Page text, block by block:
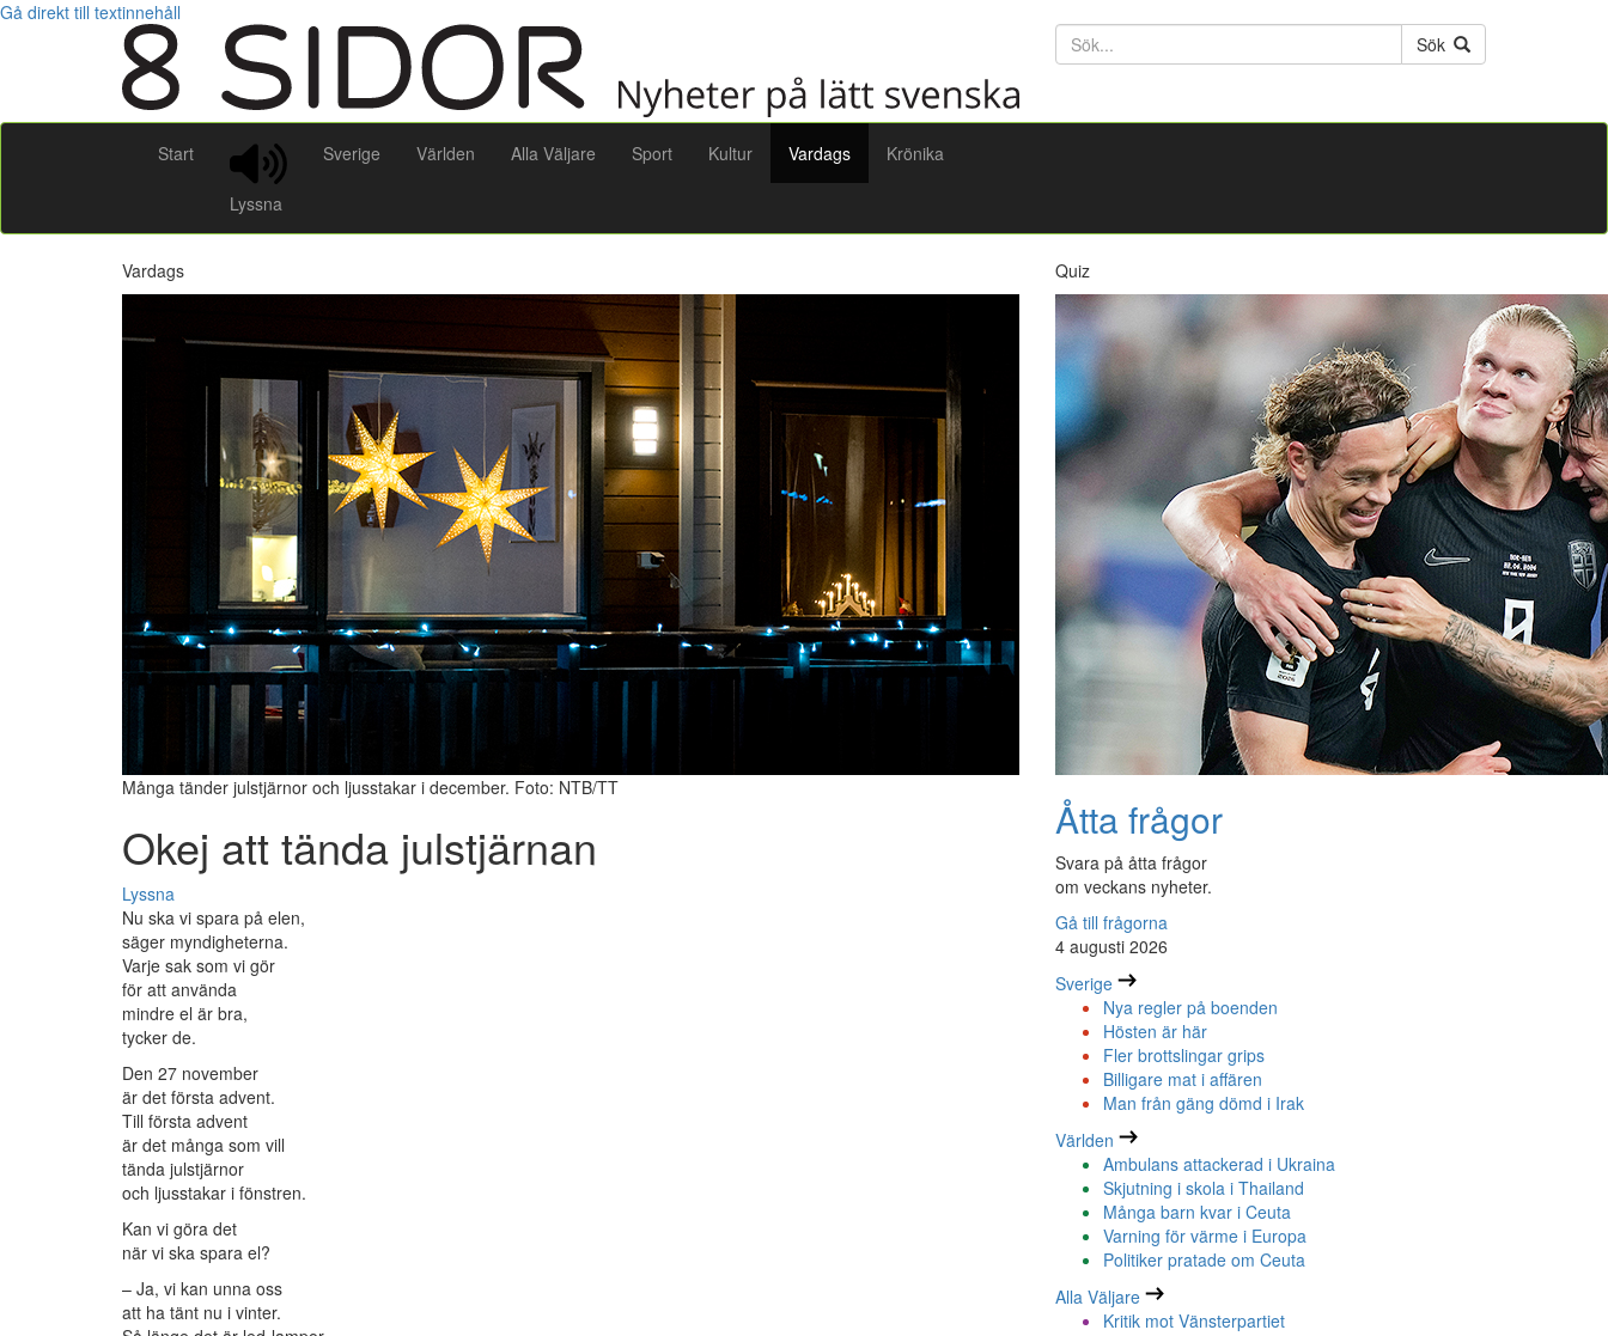
Gå direkt till textinnehåll
Söktext
Sök
Start
Lyssna
Sverige Världen Alla Väljare Sport Kultur Vardags Krönika
Vardags
Många tänder julstjärnor och ljusstakar i december. Foto: NTB/TT
Okej att tända julstjärnan
Lyssna
Nu ska vi spara på elen,
säger myndigheterna.
Varje sak som vi gör
för att använda
mindre el är bra,
tycker de.
Den 27 november
är det första advent.
Till första advent
är det många som vill
tända julstjärnor
och ljusstakar i fönstren.
Kan vi göra det
när vi ska spara el?
– Ja, vi kan unna oss
att ha tänt nu i vinter.
Quiz
Åtta frågor
Svara på åtta frågor
om veckans nyheter.
Gå till frågorna
4 augusti 2026
Sverige
Nya regler på boenden
Hösten är här
Fler brottslingar grips
Billigare mat i affären
Man från gäng dömd i Irak
Världen
Ambulans attackerad i Ukraina
Skjutning i skola i Thailand
Många barn kvar i Ceuta
Varning för värme i Europa
Politiker pratade om Ceuta
Alla Väljare
Kritik mot Vänsterpartiet